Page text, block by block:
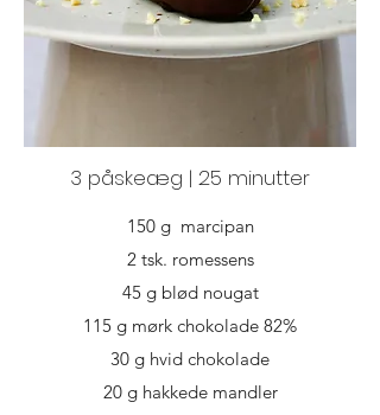
3 påskeæg | 25 minutter
150 g marcipan
2 tsk. romessens
45 g blød nougat
115 g mørk chokolade 82%
30 g hvid chokolade
20 g hakkede mandler